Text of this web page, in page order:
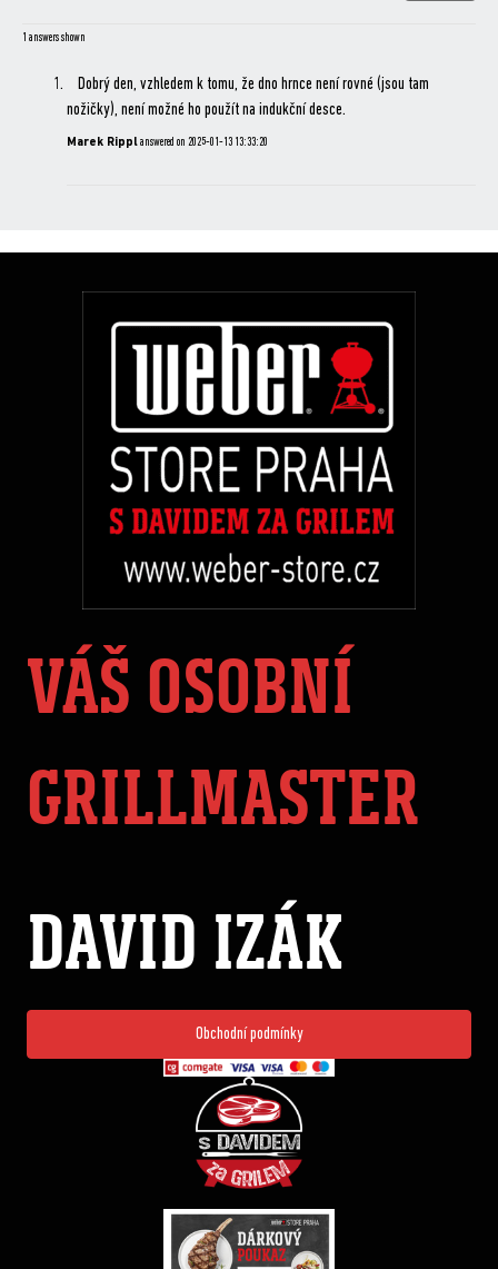
1 answers shown
Dobrý den, vzhledem k tomu, že dno hrnce není rovné (jsou tam
nožičky), není možné ho použít na indukční desce.
Marek Ripplanswered on 2025-01-13 13:33:20
VÁŠ OSOBNÍ
GRILLMASTER
DAVID IZÁK
Obchodní podmínky